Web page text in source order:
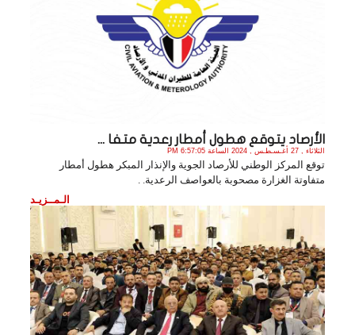
الأرصاد يتوقع هطول أمطار رعدية متفا ...
الثلاثاء , 27 أغـسـطـس , 2024 الساعة 6:57:05 PM
توقع المركز الوطني للأرصاد الجوية والإنذار المبكر هطول أمطار
متفاوتة الغزارة مصحوبة بالعواصف الرعدية. .
الـمــزيـد